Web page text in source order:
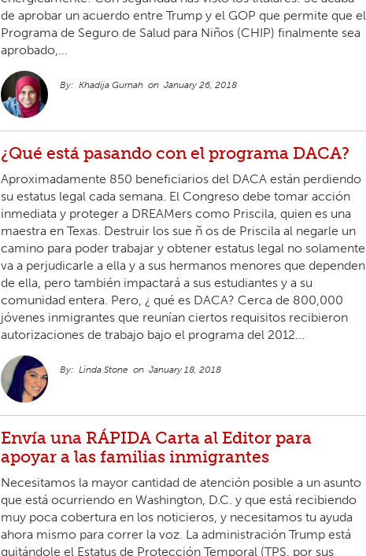
de aprobar un acuerdo entre Trump y el GOP que permite que el
Programa de Seguro de Salud para Niños (CHIP) finalmente sea
aprobado,...
Khadija Gurnah January 26, 2018
¿Qué está pasando con el programa DACA?
Aproximadamente 850 beneficiarios del DACA están perdiendo
su estatus legal cada semana. El Congreso debe tomar acción
inmediata y proteger a DREAMers como Priscila, quien es una
maestra en Texas. Destruir los sue ñ os de Priscila al negarle un
camino para poder trabajar y obtener estatus legal no solamente
va a perjudicarle a ella y a sus hermanos menores que dependen
de ella, pero también impactará a sus estudiantes y a su
comunidad entera. Pero, ¿ qué es DACA? Cerca de 800,000
jóvenes inmigrantes que reunían ciertos requisitos recibieron
autorizaciones de trabajo bajo el programa del 2012...
Linda Stone January 18, 2018
Envía una RÁPIDA Carta al Editor para
apoyar a las familias inmigrantes
Necesitamos la mayor cantidad de atención posible a un asunto
que está ocurriendo en Washington, D.C. y que está recibiendo
muy poca cobertura en los noticieros, y necesitamos tu ayuda
ahora mismo para correr la voz. La administración Trump está
quitándole el Estatus de Protección Temporal (TPS, por sus